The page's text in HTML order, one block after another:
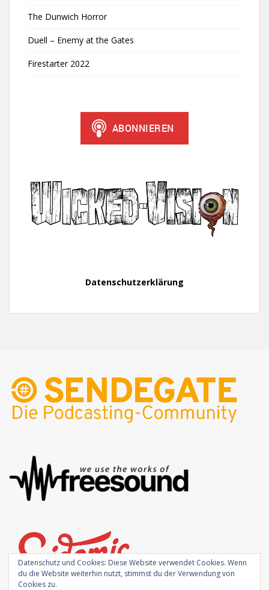
The Dunwich Horror
Duell – Enemy at the Gates
Firestarter 2022
Datenschutzerklärung
Datenschutz und Cookies: Diese Website verwendet Cookies. Wenn
du die Website weiterhin nutzt, stimmst du der Verwendung von
Cookies zu.